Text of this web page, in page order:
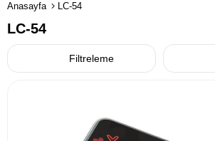
Anasayfa LC-54
LC-54
Filtreleme